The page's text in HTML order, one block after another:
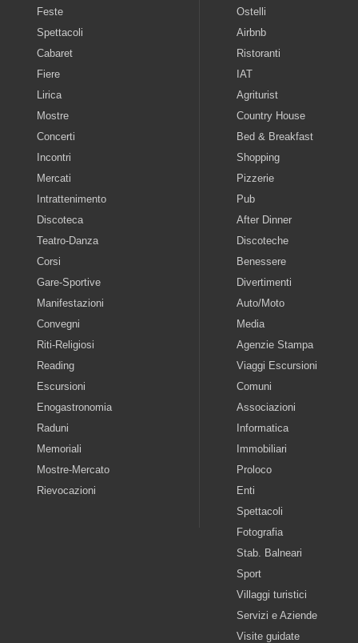
Feste
Spettacoli
Cabaret
Fiere
Lirica
Mostre
Concerti
Incontri
Mercati
Intrattenimento
Discoteca
Teatro-Danza
Corsi
Gare-Sportive
Manifestazioni
Convegni
Riti-Religiosi
Reading
Escursioni
Enogastronomia
Raduni
Memoriali
Mostre-Mercato
Rievocazioni
Ostelli
Airbnb
Ristoranti
IAT
Agriturist
Country House
Bed & Breakfast
Shopping
Pizzerie
Pub
After Dinner
Discoteche
Benessere
Divertimenti
Auto/Moto
Media
Agenzie Stampa
Viaggi Escursioni
Comuni
Associazioni
Informatica
Immobiliari
Proloco
Enti
Spettacoli
Fotografia
Stab. Balneari
Sport
Villaggi turistici
Servizi e Aziende
Visite guidate